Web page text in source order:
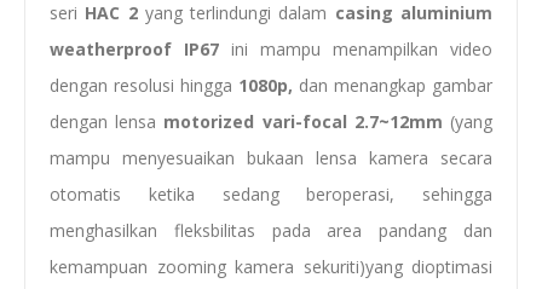
seri HAC 2 yang terlindungi dalam casing aluminium
weatherproof IP67 ini mampu menampilkan video
dengan resolusi hingga 1080p, dan menangkap gambar
dengan lensa motorized vari-focal 2.7~12mm (yang
mampu menyesuaikan bukaan lensa kamera secara
otomatis ketika sedang beroperasi, sehingga
menghasilkan fleksbilitas pada area pandang dan
kemampuan zooming kamera sekuriti)yang dioptimasi